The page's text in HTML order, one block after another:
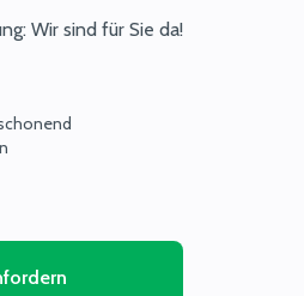
als Partner
Wir sind für Sie da!